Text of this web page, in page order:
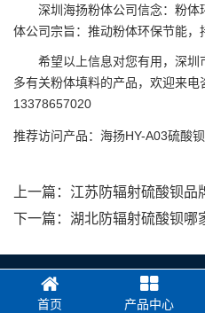
深圳海扬粉体公司信念：粉体
体公司宗旨：推动粉体环保节能，
希望以上信息对您有用，深
多有关粉体填料的产品，欢迎来电
13378657020
推荐访问产品： 海扬HY-A03硫酸
上一篇： 江苏防辐射硫酸钡品
下一篇： 湖北防辐射硫酸钡哪
首页 产品中心